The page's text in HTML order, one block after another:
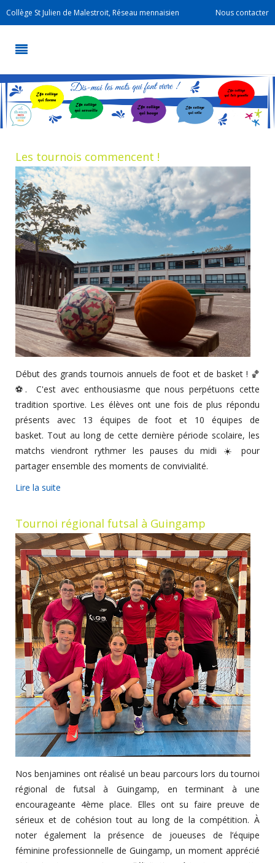
Collège St Julien de Malestroit, Réseau mennaisien Nous contacter
Les tournois commencent !
Début des grands tournois annuels de foot et de basket ! 🏀
⚽. C'est avec enthousiasme que nous perpétuons cette
tradition sportive. Les élèves ont une fois de plus répondu
présents avec 13 équipes de foot et 10 équipes de
basket. Tout au long de cette dernière période scolaire, les
matchs viendront rythmer les pauses du midi ☀️ pour
partager ensemble des moments de convivialité.
Lire la suite
Tournoi régional futsal à Guingamp
Nos benjamines ont réalisé un beau parcours lors du tournoi
régional de futsal à Guingamp, en terminant à une
encourageante 4ème place. Elles ont su faire preuve de
sérieux et de cohésion tout au long de la compétition. À
noter également la présence de joueuses de l’équipe
féminine professionnelle de Guingamp, un moment apprécié